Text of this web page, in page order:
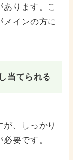
ります。こ
メインの方に
当てられる
、しっかり
要です。